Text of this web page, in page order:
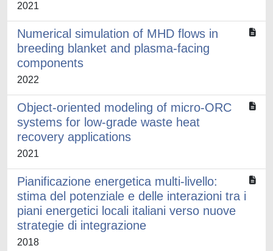
2021
Numerical simulation of MHD flows in
breeding blanket and plasma-facing
components
2022
Object-oriented modeling of micro-ORC
systems for low-grade waste heat
recovery applications
2021
Pianificazione energetica multi-livello:
stima del potenziale e delle interazioni tra i
piani energetici locali italiani verso nuove
strategie di integrazione
2018